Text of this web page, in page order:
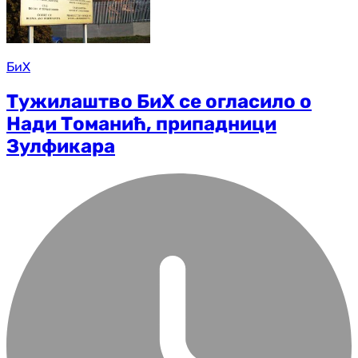
БиХ
Тужилаштво БиХ се огласило о
Нади Томанић, припадници
Зулфикара